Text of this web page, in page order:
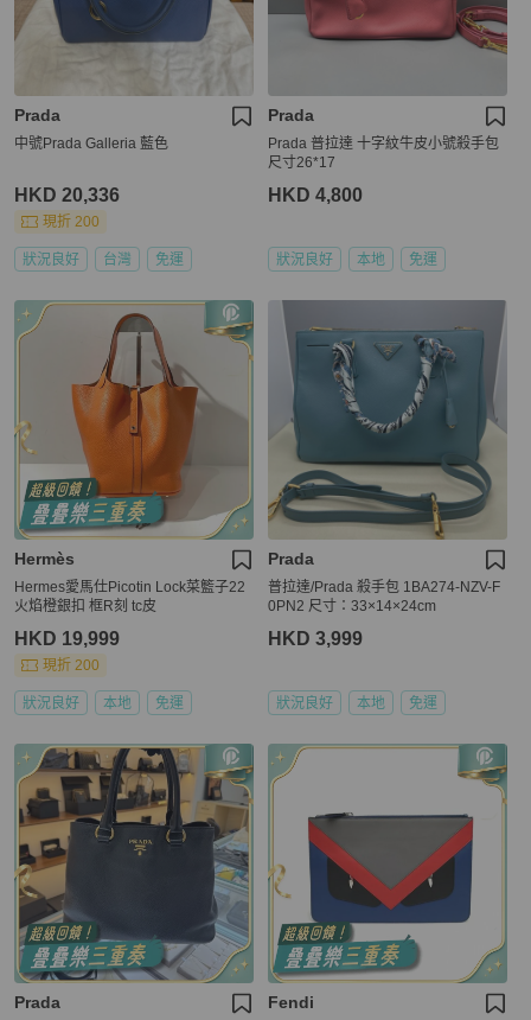
Prada
中號Prada Galleria 藍色
HKD 20,336
現折 200
狀況良好 台灣 免運
Prada
Prada 普拉達 十字紋牛皮小號殺手包
尺寸26*17
HKD 4,800
狀況良好 本地 免運
Hermès
Hermes愛馬仕Picotin Lock菜籃子22
火焰橙銀扣 框R刻 tc皮
HKD 19,999
現折 200
狀況良好 本地 免運
Prada
普拉達/Prada 殺手包 1BA274-NZV-F
0PN2 尺寸：33×14×24cm
HKD 3,999
狀況良好 本地 免運
Prada Fendi